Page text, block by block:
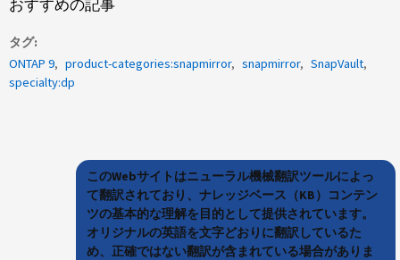
おすすめの記事
タグ
ONTAP 9
product-categories:snapmirror snapmirror
SnapVault
specialty:dp
このWebサイトはニューラル機械翻訳ツールによっ
て翻訳されており、ナレッジベース（KB）コンテン
ツの基本的な理解を目的として提供されています。
オリジナルの英語を文字どおりに翻訳しているた
め、正確ではない翻訳が含まれている場合がありま